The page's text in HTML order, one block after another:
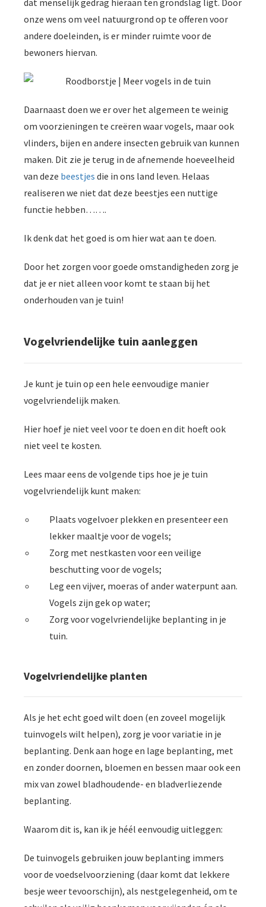
dat menselijk gedrag hieraan ten grondslag ligt. Door
onze wens om veel natuurgrond op te offeren voor
andere doeleinden, is er minder ruimte voor de
bewoners hiervan.
Daarnaast doen we er over het algemeen te weinig
om voorzieningen te creëren waar vogels, maar ook
vlinders, bijen en andere insecten gebruik van kunnen
maken. Dit zie je terug in de afnemende hoeveelheid
van deze beestjes die in ons land leven. Helaas
realiseren we niet dat deze beestjes een nuttige
functie hebben…….
Ik denk dat het goed is om hier wat aan te doen.
Door het zorgen voor goede omstandigheden zorg je
dat je er niet alleen voor komt te staan bij het
onderhouden van je tuin!
Vogelvriendelijke tuin aanleggen
Je kunt je tuin op een hele eenvoudige manier
vogelvriendelijk maken.
Hier hoef je niet veel voor te doen en dit hoeft ook
niet veel te kosten.
Lees maar eens de volgende tips hoe je je tuin
vogelvriendelijk kunt maken:
Plaats vogelvoer plekken en presenteer een
lekker maaltje voor de vogels;
Zorg met nestkasten voor een veilige
beschutting voor de vogels;
Leg een vijver, moeras of ander waterpunt aan.
Vogels zijn gek op water;
Zorg voor vogelvriendelijke beplanting in je
tuin.
Vogelvriendelijke planten
Als je het echt goed wilt doen (en zoveel mogelijk
tuinvogels wilt helpen), zorg je voor variatie in je
beplanting. Denk aan hoge en lage beplanting, met
en zonder doornen, bloemen en bessen maar ook een
mix van zowel bladhoudende- en bladverliezende
beplanting.
Waarom dit is, kan ik je héél eenvoudig uitleggen:
De tuinvogels gebruiken jouw beplanting immers
voor de voedselvoorziening (daar komt dat lekkere
besje weer tevoorschijn), als nestgelegenheid, om te